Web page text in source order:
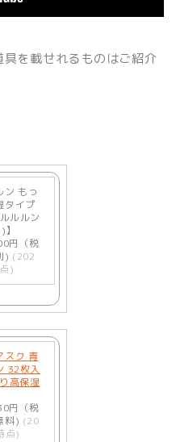
を載せれるものはご紹介
ン もっ
タイプ
ルルン
円（税
) (202
)
スク 青
32枚入
高保湿
円（税
料) (20
点)